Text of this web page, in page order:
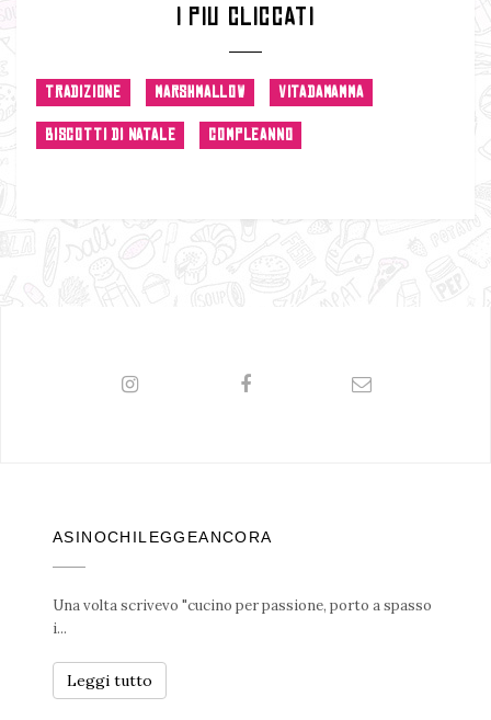
I PIU CLICCATI
TRADIZIONE MARSHMALLOW VITADAMAMMA
BISCOTTI DI NATALE COMPLEANNO
ASINOCHILEGGEANCORA
Una volta scrivevo "cucino per passione, porto a spasso
i...
Leggi tutto